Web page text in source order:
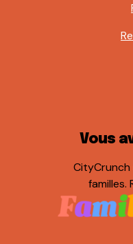
Vous
CityCrunch
familles.